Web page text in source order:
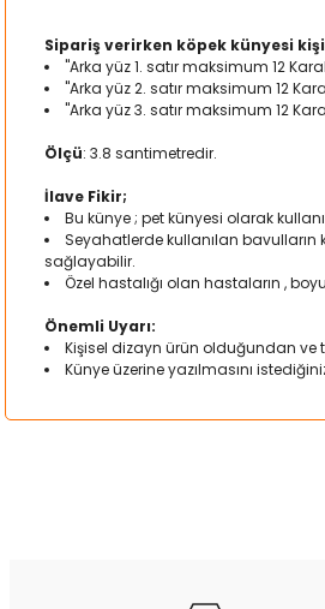
Sipariş verirken köpek künyesi
"Arka yüz 1. satır maksimum 12
"Arka yüz 2. satır maksimum 12
"Arka yüz 3. satır maksimum 12
Ölçü: 3.8 santimetredir.
İlave Fikir;
Bu künye ; pet künyesi olarak
Seyahatlerde kullanılan bavulların
sağlayabilir.
Özel hastalığı olan hastaların ,
Önemli Uyarı:
Kişisel dizayn ürün olduğundan ve
Künye üzerine yazılmasını